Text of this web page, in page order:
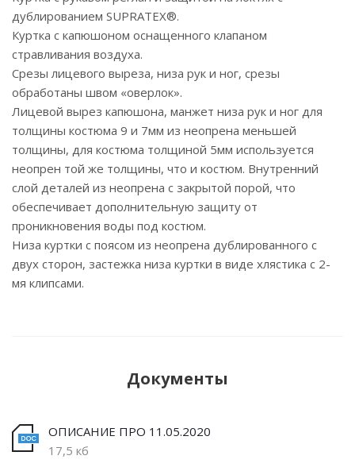
дублированием SUPRATEX®.
Куртка с капюшоном оснащенного клапаном
стравливания воздуха.
Срезы лицевого выреза, низа рук и ног, срезы
обработаны швом «оверлок».
Лицевой вырез капюшона, манжет низа рук и ног для
толщины костюма 9 и 7мм из неопрена меньшей
толщины, для костюма толщиной 5мм используется
неопрен той же толщины, что и костюм. Внутренний
слой деталей из неопрена с закрытой порой, что
обеспечивает дополнительную защиту от
проникновения воды под костюм.
Низа куртки с поясом из неопрена дублированного с
двух сторон, застежка низа куртки в виде хлястика с 2-
мя клипсами.
Документы
ОПИСАНИЕ ПРО 11.05.2020
17,5 кб